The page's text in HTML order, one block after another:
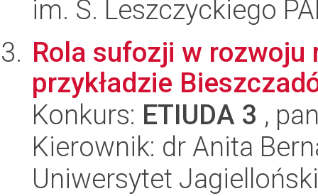
im. S. Leszczyckiego
Rola sufozji w rozwoju
przykładzie
Konkurs: ETIUDA 3 ,
Kierownik: dr Anita
Uniwersytet